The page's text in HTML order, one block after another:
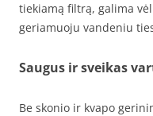
tiekiamą filtrą, galima
geriamuoju vandeniu
Saugus ir sveikas
Be skonio ir kvapo